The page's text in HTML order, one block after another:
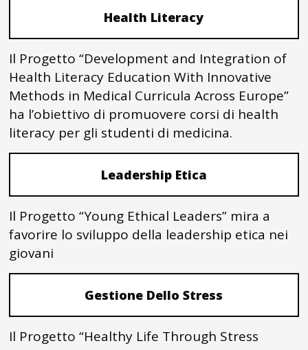
Health Literacy
Il Progetto “Development and Integration of
Health Literacy Education With Innovative
Methods in Medical Curricula Across Europe”
ha l’obiettivo di promuovere corsi di health
literacy per gli studenti di medicina.
Leadership Etica
Il Progetto “Young Ethical Leaders” mira a
favorire lo sviluppo della leadership etica nei
giovani
Gestione Dello Stress
Il Progetto “Healthy Life Through Stress